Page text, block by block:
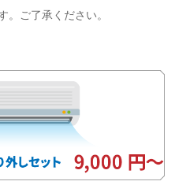
。ご了承ください。